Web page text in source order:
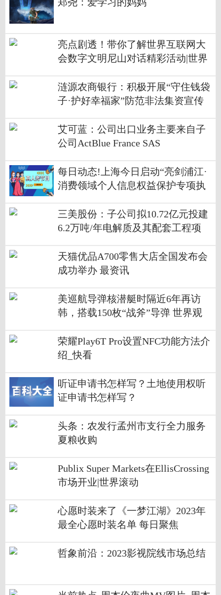
郑尧：爱学习的妈妈
亮点剧透！带你了解世界互联网大
会数字文明尼山对话精彩活动|世界
涟源农商银行：积极开展“守住钱袋
子·护好幸福家”防范非法集资宣传
艾可蓝：公司出口业务主要来自子
公司ActBlue France SAS
每日动态!上海今日启动“亮剑浦江·
消费领域个人信息权益保护专项执
三美股份：子公司拟10.72亿元投建
6.2万吨/年电解质及其配套工程项
天猫优品A700零售大店全国发布会
成功举办 最资讯
美巡航导弹核潜艇时隔近6年再访
韩，搭载150枚“战斧”导弹 世界观
荣耀Play6T Pro设置NFC功能方法介
绍_快看
听证申请书怎样写？土地使用权听
证申请书怎样写？
头条：农发行孟州市支行全力服务
夏粮收购
Publix Super Markets在EllisCrossing
市场开业|世界滚动
心愿时装来了《一梦江湖》2023年
最全心愿时装名单 每日聚焦
哲象前沿：2023影视院线市场总结